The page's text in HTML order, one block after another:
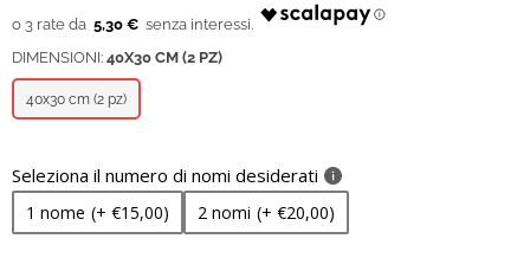
5,30 €
DIMENSIONI: 40X30 CM (2 PZ)
40x30 cm (2 pz)
Seleziona il numero di nomi desiderati
1 nome (+ €15,00) 2 nomi (+ €20,00)